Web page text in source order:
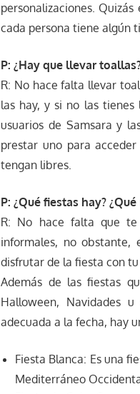
personalizaciones.
cada persona tiene algún
P: ¿Hay que llevar
R: No hace falta llevar
las hay, y si no las
usuarios de Samsara y
prestar uno para
tengan libres.
P: ¿Qué fiestas hay?
R: No hace falta que te
informales, no obstante,
disfrutar de la fiesta con
Además de las fiestas
Halloween, Navidades
adecuada a la fecha, hay
Fiesta Blanca: Es una
Mediterráneo